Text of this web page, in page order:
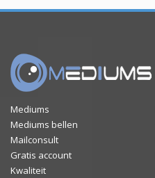
Mediums
Mediums bellen
Mailconsult
Gratis account
Kwaliteit